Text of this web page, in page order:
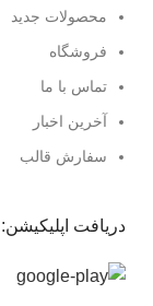
محصولات جدید
فروشگاه
تماس با ما
آخرین اخبار
سفارش قالب
دریافت اپلیکیشن: